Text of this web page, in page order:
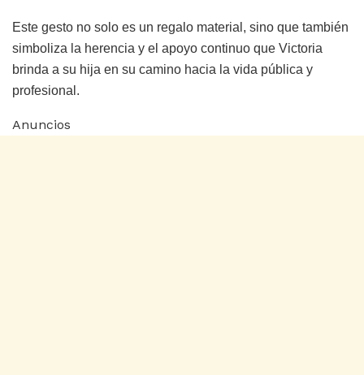
Este gesto no solo es un regalo material, sino que también
simboliza la herencia y el apoyo continuo que Victoria
brinda a su hija en su camino hacia la vida pública y
profesional.
Anuncios